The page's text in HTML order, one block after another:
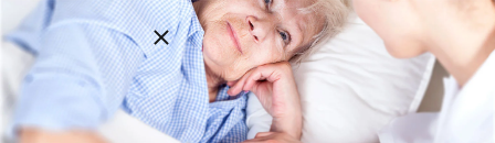
Breadcrumbs schließen